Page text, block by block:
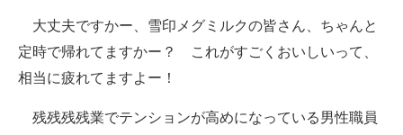
大丈夫ですかー、雪印メグミルクの皆さん、ちゃんと
定時で帰れてますかー？ これがすごくおいしいって、
相当に疲れてますよー！
残残残残業でテンションが高めになっている男性職員